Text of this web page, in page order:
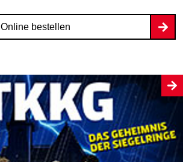
Online bestellen